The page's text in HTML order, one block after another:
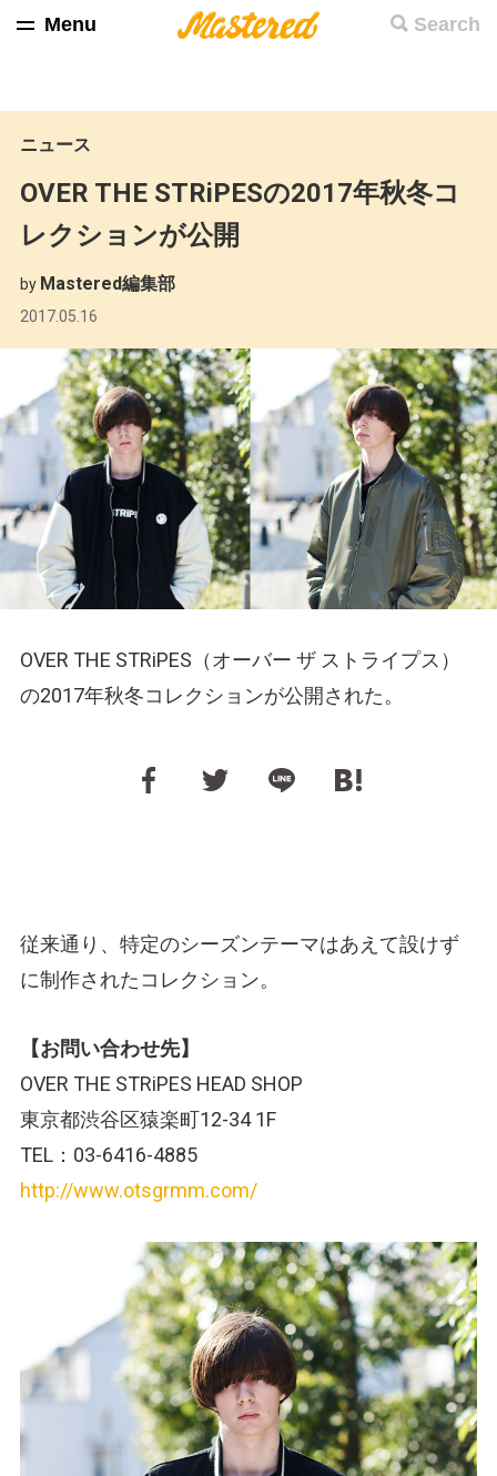
Search
Menu
ニュース
OVER THE STRiPESの2017年秋冬コ
レクションが公開
by Mastered編集部
2017.05.16
OVER THE STRiPES（オーバー ザ ストライプス）
の2017年秋冬コレクションが公開された。
従来通り、特定のシーズンテーマはあえて設けず
に制作されたコレクション。
【お問い合わせ先】
OVER THE STRiPES HEAD SHOP
東京都渋谷区猿楽町12-34 1F
TEL：03-6416-4885
http://www.otsgrmm.com/